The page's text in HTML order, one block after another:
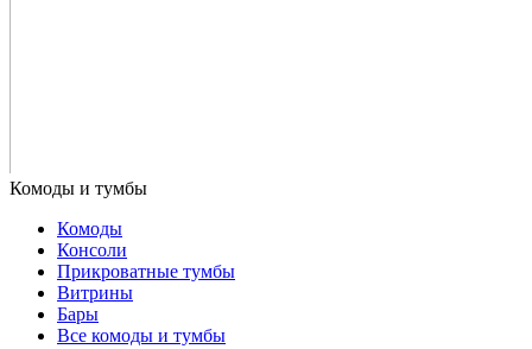
Комоды
Консоли
Прикроватные тумбы
Витрины
Бары